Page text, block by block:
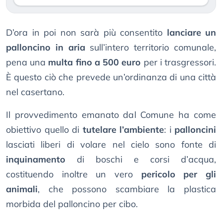
D’ora in poi non sarà più consentito lanciare un
palloncino in aria sull’intero territorio comunale,
pena una multa fino a 500 euro per i trasgressori.
È questo ciò che prevede un’ordinanza di una città
nel casertano.
Il provvedimento emanato dal Comune ha come
obiettivo quello di tutelare l’ambiente: i palloncini
lasciati liberi di volare nel cielo sono fonte di
inquinamento di boschi e corsi d’acqua,
costituendo inoltre un vero pericolo per gli
animali, che possono scambiare la plastica
morbida del palloncino per cibo.